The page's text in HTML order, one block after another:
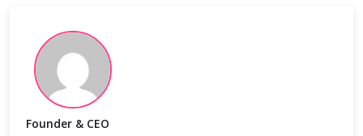
Founder & CEO